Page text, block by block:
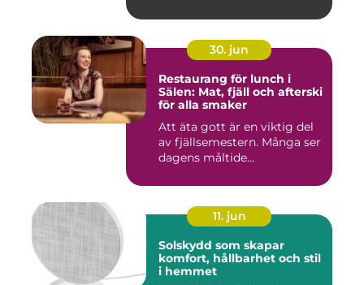
30. jun
Restaurang för lunch i
Sälen: Mat, fjäll och afterski
för alla smaker
Att äta gott är en viktig del
av fjällsemestern. Många ser
dagens måltide...
11. jun
Solskydd som skapar
komfort, hållbarhet och stil
i hemmet